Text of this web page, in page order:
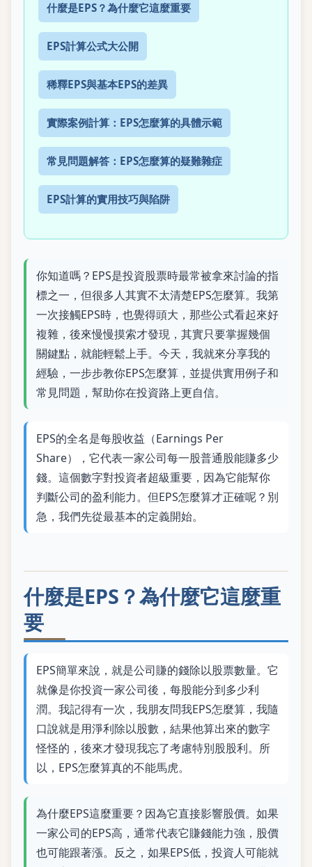
什麼是EPS？為什麼它這麼重要
EPS計算公式大公開
稀釋EPS與基本EPS的差異
實際案例計算：EPS怎麼算的具體示範
常見問題解答：EPS怎麼算的疑難雜症
EPS計算的實用技巧與陷阱
你知道嗎？EPS是投資股票時最常被拿來討論的指
標之一，但很多人其實不太清楚EPS怎麼算。我第
一次接觸EPS時，也覺得頭大，那些公式看起來好
複雜，後來慢慢摸索才發現，其實只要掌握幾個
關鍵點，就能輕鬆上手。今天，我就來分享我的
經驗，一步步教你EPS怎麼算，並提供實用例子和
常見問題，幫助你在投資路上更自信。
EPS的全名是每股收益（Earnings Per
Share），它代表一家公司每一股普通股能賺多少
錢。這個數字對投資者超級重要，因為它能幫你
判斷公司的盈利能力。但EPS怎麼算才正確呢？別
急，我們先從最基本的定義開始。
什麼是EPS？為什麼它這麼重
要
EPS簡單來說，就是公司賺的錢除以股票數量。它
就像是你投資一家公司後，每股能分到多少利
潤。我記得有一次，我朋友問我EPS怎麼算，我隨
口說就是用淨利除以股數，結果他算出來的數字
怪怪的，後來才發現我忘了考慮特別股股利。所
以，EPS怎麼算真的不能馬虎。
為什麼EPS這麼重要？因為它直接影響股價。如果
一家公司的EPS高，通常代表它賺錢能力強，股價
也可能跟著漲。反之，如果EPS低，投資人可能就